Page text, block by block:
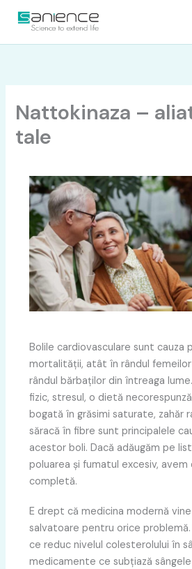
content
Nattokinaza –
tale
Bolile cardiovasculare sunt cauza
mortalității, atât în rândul
rândul bărbaților din întreaga
fizic, stresul, o dietă
bogată în grăsimi saturate, zahăr
săracă în fibre sunt principalele
acestor boli. Dacă adăugăm pe
poluarea și fumatul excesiv, avem
completă.
E drept că medicina modernă
salvatoare pentru orice
ce reduc nivelul colesterolului în
medicamente ce subțiază